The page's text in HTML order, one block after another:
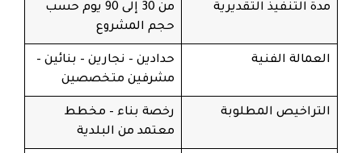
مدة التنفيذ التقديرية
من 30 إلى 90 يوم حسب
حجم المشروع
العمالة الفنية
حدادين – نجارين – بنائين –
مشرفين متخصصين
التراخيص المطلوبة
رخصة بناء – مخطط
معتمد من البلدية